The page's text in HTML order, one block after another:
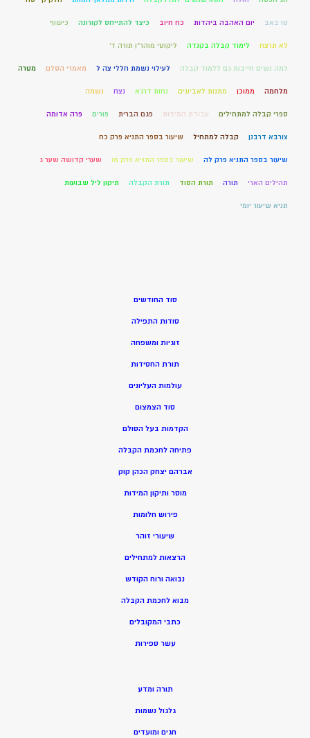
טו באב יום האהבה ביהדות כח חיוב כיצד להתייחס לקורונה כישוף
לא תרצח לימוד קבלה בקנדה ליקוטי מוהר"ן תורה ד'
למה נשים חייבות גם ללמוד קבלה לעילוי נשמת חללי צה ל מאמרי הסלם מטרה
מלחמה ממוכן מתנות לאביונים נחות דרגא נצח נשמה
ספרי קבלה למתחילים עבודת המידות פגם הברית פורים פרה אדומה
צורבא דרבנן קבלה למתחיל שיעור בספר התניא פרק כח
שיעור בספר התניא פרק לה שיעור בספר התניא פרק מו שערי קדושה שער ג
תהילים הארי תורה תורת הסוד תורת הקבלה תיקון ליל שבועות
תניא שיעור יומי
סוד החודשים
סודות התפילה
זוגיות ומשפחה
תורת החסידות
עולמות העליונים
סוד הצמצום
הקדמות בעל הסולם
פתיחה לחכמת הקבלה
אברהם יצחק הכהן קוק
מוסר ותיקון המידות
פירוש חלומות
שיעורי זוהר
הרצאות למתחילים
נבואה ורוח הקודש
מבוא לחכמת הקבלה
כתבי המקובלים
עשר ספירות
תורה ומדע
גלגול נשמות
חגים ומועדים